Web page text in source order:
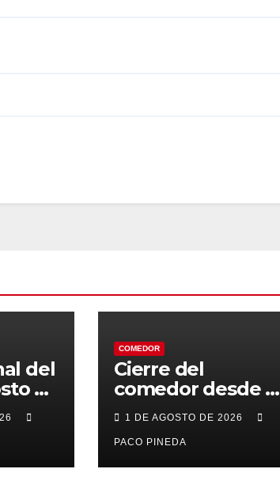
del
de
COMEDOR
Cierre del
comedor desde el
7 al 21 de Agosto
por vacaciones
1 DE AGOSTO DE 2026
PACO PINEDA